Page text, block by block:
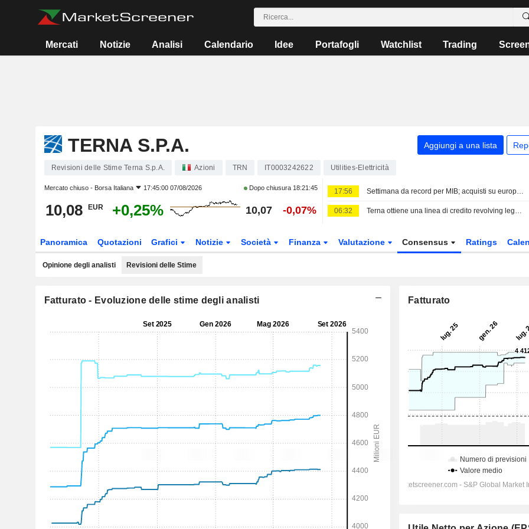
Mercati Notizie Analisi Calendario Idee Portafogli Watchlist Trading
TERNA S.P.A. Aggiungi a una lista
Revisioni delle Stime Terna S.p.A. Azioni TRN IT0003242622 Utilities-Elettricità
Mercato chiuso - Borsa Italiana 17:45:00 07/08/2026 Dopo chiusura 18:21:45
10,08 EUR +0,25% 10,07 -0,07%
17:56 Settimana da record per MIB; acquisti su europee
06:32 Terna ottiene una linea di credito revolving legata a parametri ESG da 2,3 Mrd EUR
Panoramica Quotazioni Grafici Notizie Società Finanza Valutazione Consensus Ratings
Opinione degli analisti Revisioni delle Stime
Fatturato - Evoluzione delle stime degli analisti Fatturato